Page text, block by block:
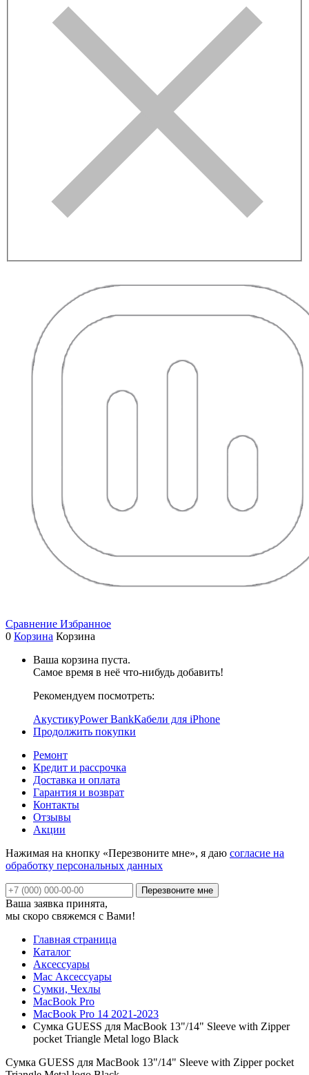
Сравнение Избранное
0 Корзина Корзина
Ваша корзина пуста.
Самое время в неё что-нибудь добавить!
Рекомендуем посмотреть:
АкустикуPower BankКабели для iPhone
Продолжить покупки
Ремонт
Кредит и рассрочка
Доставка и оплата
Гарантия и возврат
Контакты
Отзывы
Акции
Нажимая на кнопку «Перезвоните мне», я даю согласие на
обработку персональных данных
Ваша заявка принята,
мы скоро свяжемся с Вами!
Главная страница
Каталог
Аксессуары
Mac Аксессуары
Сумки, Чехлы
MacBook Pro
MacBook Pro 14 2021-2023
Сумка GUESS для MacBook 13"/14" Sleeve with Zipper
pocket Triangle Metal logo Black
Сумка GUESS для MacBook 13"/14" Sleeve with Zipper pocket